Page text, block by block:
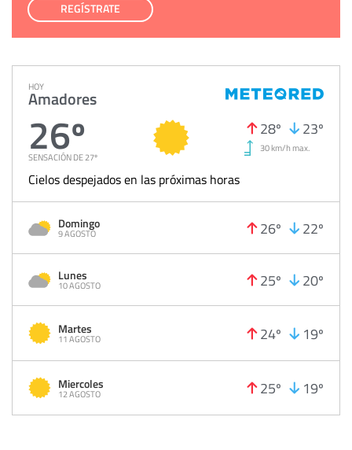
REGÍSTRATE
HOY
Amadores
26º
SENSACIÓN DE 27º
28º 23º
30 km/h max.
Cielos despejados en las próximas horas
Domingo
9 AGOSTO 26º 22º
Lunes
10 AGOSTO 25º 20º
Martes
11 AGOSTO 24º 19º
Miercoles
12 AGOSTO 25º 19º